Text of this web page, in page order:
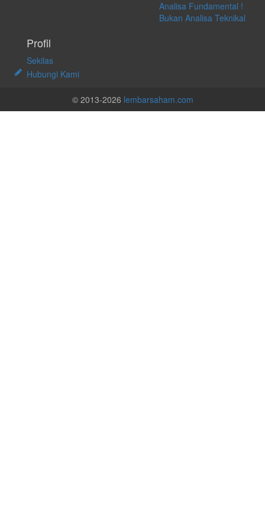
Analisa Fundamental !
Bukan Analisa Teknikal
Profil
Sekilas
Hubungi Kami
© 2013-2026 lembarsaham.com